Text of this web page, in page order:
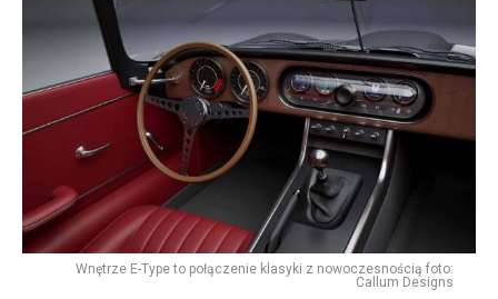
Wnętrze E-Type to połączenie klasyki z nowoczesnością foto:
Callum Designs